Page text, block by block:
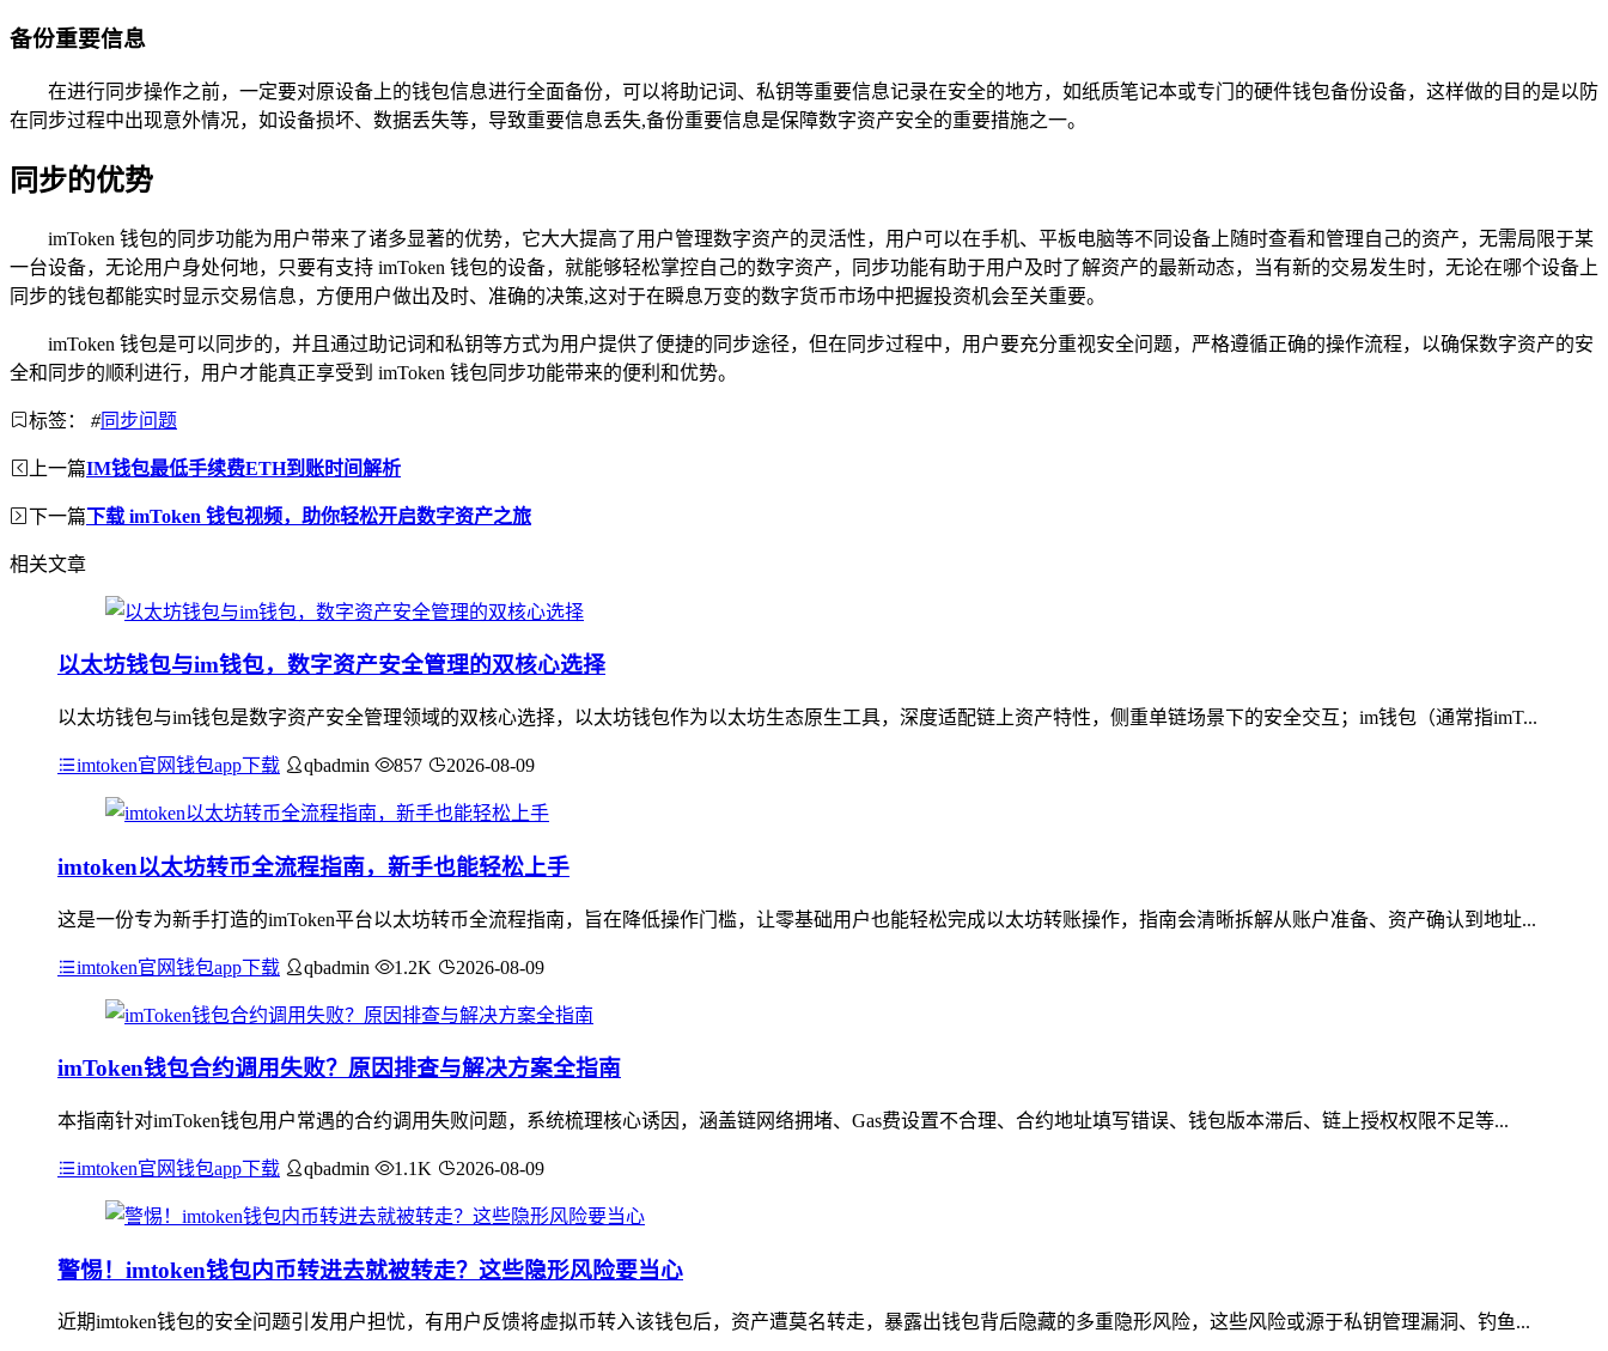
备份重要信息
在进行同步操作之前，一定要对原设备上的钱包信息进行全面备份，可以将助记词、私钥等重要信息记录在安全的地方，如纸质笔记本或专门的硬件钱包备份设备，这样做的目的是以防
在同步过程中出现意外情况，如设备损坏、数据丢失等，导致重要信息丢失,备份重要信息是保障数字资产安全的重要措施之一。
同步的优势
imToken 钱包的同步功能为用户带来了诸多显著的优势，它大大提高了用户管理数字资产的灵活性，用户可以在手机、平板电脑等不同设备上随时查看和管理自己的资产，无需局限于某
一台设备，无论用户身处何地，只要有支持 imToken 钱包的设备，就能够轻松掌控自己的数字资产，同步功能有助于用户及时了解资产的最新动态，当有新的交易发生时，无论在哪个设备上
同步的钱包都能实时显示交易信息，方便用户做出及时、准确的决策,这对于在瞬息万变的数字货币市场中把握投资机会至关重要。
imToken 钱包是可以同步的，并且通过助记词和私钥等方式为用户提供了便捷的同步途径，但在同步过程中，用户要充分重视安全问题，严格遵循正确的操作流程，以确保数字资产的安
全和同步的顺利进行，用户才能真正享受到 imToken 钱包同步功能带来的便利和优势。
标签： #同步问题
上一篇IM钱包最低手续费ETH到账时间解析
下一篇下载 imToken 钱包视频，助你轻松开启数字资产之旅
相关文章
以太坊钱包与im钱包，数字资产安全管理的双核心选择
以太坊钱包与im钱包是数字资产安全管理领域的双核心选择，以太坊钱包作为以太坊生态原生工具，深度适配链上资产特性，侧重单链场景下的安全交互；im钱包（通常指imT...
imtoken官网钱包app下载 qbadmin 857 2026-08-09
imtoken以太坊转币全流程指南，新手也能轻松上手
这是一份专为新手打造的imToken平台以太坊转币全流程指南，旨在降低操作门槛，让零基础用户也能轻松完成以太坊转账操作，指南会清晰拆解从账户准备、资产确认到地址...
imtoken官网钱包app下载 qbadmin 1.2K 2026-08-09
imToken钱包合约调用失败？原因排查与解决方案全指南
本指南针对imToken钱包用户常遇的合约调用失败问题，系统梳理核心诱因，涵盖链网络拥堵、Gas费设置不合理、合约地址填写错误、钱包版本滞后、链上授权权限不足等...
imtoken官网钱包app下载 qbadmin 1.1K 2026-08-09
警惕！imtoken钱包内币转进去就被转走？这些隐形风险要当心
近期imtoken钱包的安全问题引发用户担忧，有用户反馈将虚拟币转入该钱包后，资产遭莫名转走，暴露出钱包背后隐藏的多重隐形风险，这些风险或源于私钥管理漏洞、钓鱼...